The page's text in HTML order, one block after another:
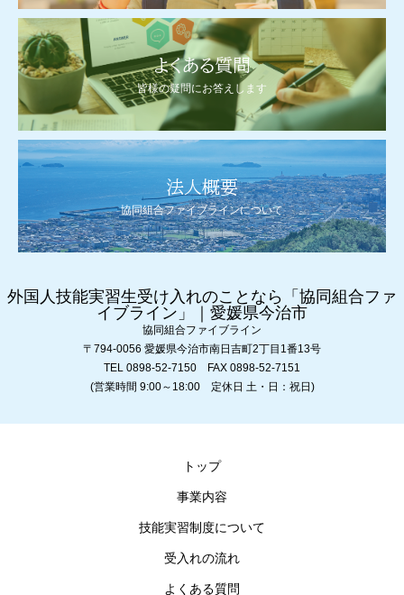
よくある質問
皆様の疑問にお答えします
法人概要
協同組合ファイブラインについて
外国人技能実習生受け入れのことなら「協同組合ファ
イブライン」｜愛媛県今治市
協同組合ファイブライン
〒794-0056 愛媛県今治市南日吉町2丁目1番13号
TEL 0898-52-7150 FAX 0898-52-7151
(営業時間 9:00～18:00 定休日 土・日：祝日)
トップ
事業内容
技能実習制度について
受入れの流れ
よくある質問